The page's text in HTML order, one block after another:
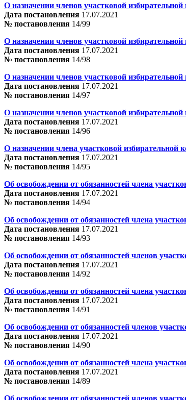
О назначении членов участковой
Дата постановления 17.07.2021
№ постановления 14/99
О назначении членов участковой
Дата постановления 17.07.2021
№ постановления 14/98
О назначении членов участковой
Дата постановления 17.07.2021
№ постановления 14/97
О назначении членов участковой
Дата постановления 17.07.2021
№ постановления 14/96
О назначении члена участковой
Дата постановления 17.07.2021
№ постановления 14/95
Об освобождении от обязанностей члена
Дата постановления 17.07.2021
№ постановления 14/94
Об освобождении от обязанностей члена
Дата постановления 17.07.2021
№ постановления 14/93
Об освобождении от обязанностей членов
Дата постановления 17.07.2021
№ постановления 14/92
Об освобождении от обязанностей члена
Дата постановления 17.07.2021
№ постановления 14/91
Об освобождении от обязанностей членов
Дата постановления 17.07.2021
№ постановления 14/90
Об освобождении от обязанностей члена
Дата постановления 17.07.2021
№ постановления 14/89
Об освобождении от обязанностей членов